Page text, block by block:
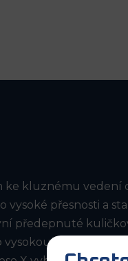
ke kluznému vedení
vysoké přesnosti a
předepnuté
přesnost